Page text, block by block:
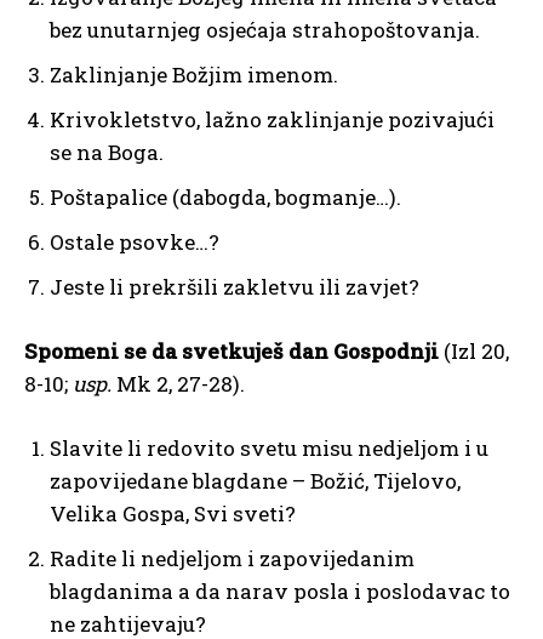
bez unutarnjeg osjećaja strahopoštovanja.
Zaklinjanje Božjim imenom.
Krivokletstvo, lažno zaklinjanje pozivajući
se na Boga.
Poštapalice (dabogda, bogmanje…).
Ostale psovke…?
Jeste li prekršili zakletvu ili zavjet?
Spomeni se da svetkuješ dan Gospodnji (Izl 20,
8-10; usp. Mk 2, 27-28).
Slavite li redovito svetu misu nedjeljom i u
zapovijedane blagdane – Božić, Tijelovo,
Velika Gospa, Svi sveti?
Radite li nedjeljom i zapovijedanim
blagdanima a da narav posla i poslodavac to
ne zahtijevaju?